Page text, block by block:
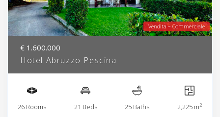
Vendita – Commerciale
€ 1.600.000
Hotel Abruzzo Pescina
26 Rooms 21 Beds 25 Baths 2,225 m2